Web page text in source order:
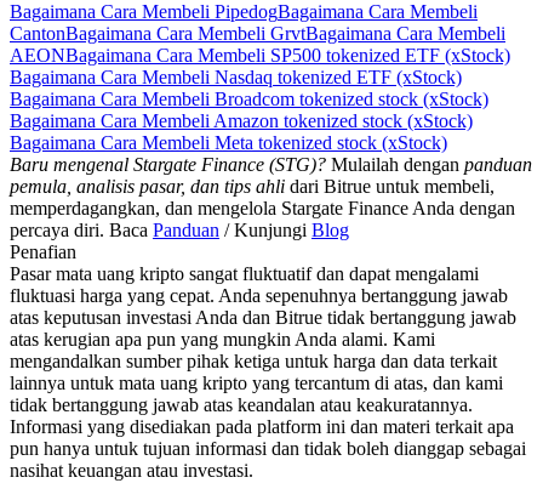
Bagaimana Cara Membeli PipedogBagaimana Cara Membeli
CantonBagaimana Cara Membeli GrvtBagaimana Cara Membeli
AEONBagaimana Cara Membeli SP500 tokenized ETF (xStock)
Bagaimana Cara Membeli Nasdaq tokenized ETF (xStock)
Bagaimana Cara Membeli Broadcom tokenized stock (xStock)
Bagaimana Cara Membeli Amazon tokenized stock (xStock)
Bagaimana Cara Membeli Meta tokenized stock (xStock)
Baru mengenal Stargate Finance (STG)? Mulailah dengan panduan
pemula, analisis pasar, dan tips ahli dari Bitrue untuk membeli,
memperdagangkan, dan mengelola Stargate Finance Anda dengan
percaya diri. Baca Panduan / Kunjungi Blog
Penafian
Pasar mata uang kripto sangat fluktuatif dan dapat mengalami
fluktuasi harga yang cepat. Anda sepenuhnya bertanggung jawab
atas keputusan investasi Anda dan Bitrue tidak bertanggung jawab
atas kerugian apa pun yang mungkin Anda alami. Kami
mengandalkan sumber pihak ketiga untuk harga dan data terkait
lainnya untuk mata uang kripto yang tercantum di atas, dan kami
tidak bertanggung jawab atas keandalan atau keakuratannya.
Informasi yang disediakan pada platform ini dan materi terkait apa
pun hanya untuk tujuan informasi dan tidak boleh dianggap sebagai
nasihat keuangan atau investasi.